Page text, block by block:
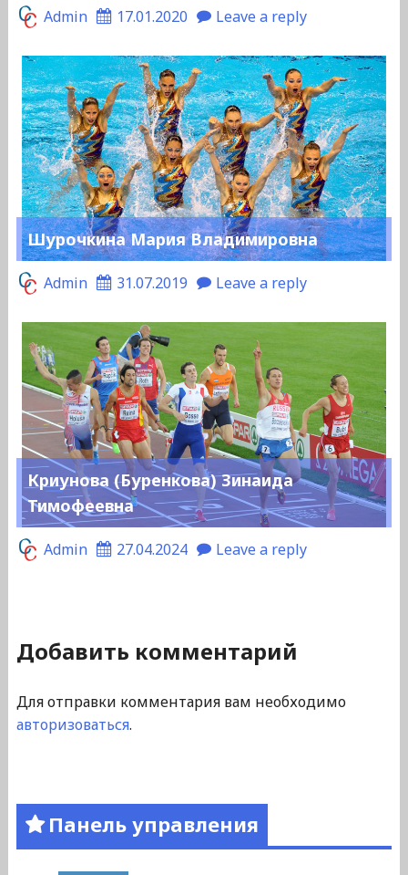
Admin 17.01.2020 Leave a reply
Шурочкина Мария Владимировна
Admin 31.07.2019 Leave a reply
Криунова (Буренкова) Зинаида
Тимофеевна
Admin 27.04.2024 Leave a reply
Добавить комментарий
Для отправки комментария вам необходимо
авторизоваться.
Панель управления